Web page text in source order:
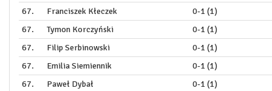
67.
Franciszek Kłeczek
0-1 (1)
67.
Tymon Korczyński
0-1 (1)
67.
Filip Serbinowski
0-1 (1)
67.
Emilia Siemiennik
0-1 (1)
67.
Paweł Dybał
0-1 (1)